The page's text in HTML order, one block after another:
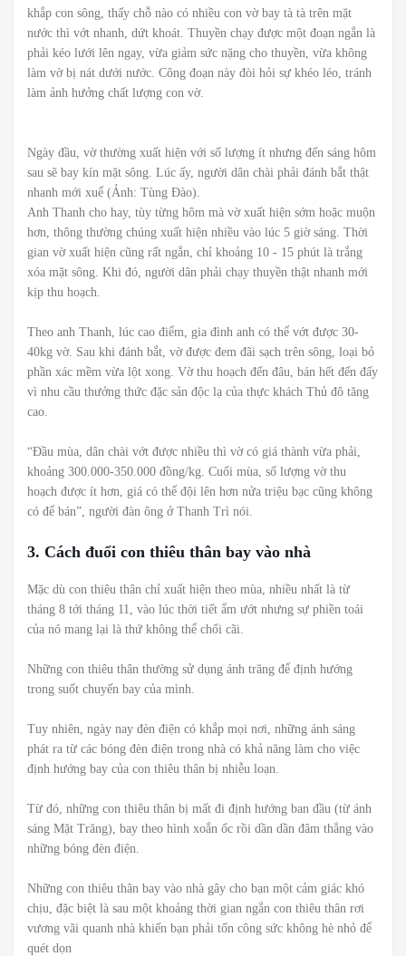
khắp con sông, thấy chỗ nào có nhiều con vờ bay tà tà trên mặt
nước thì vớt nhanh, dứt khoát. Thuyền chạy được một đoạn ngắn là
phải kéo lưới lên ngay, vừa giảm sức nặng cho thuyền, vừa không
làm vờ bị nát dưới nước. Công đoạn này đòi hỏi sự khéo léo, tránh
làm ảnh hưởng chất lượng con vờ.
Ngày đầu, vờ thường xuất hiện với số lượng ít nhưng đến sáng hôm
sau sẽ bay kín mặt sông. Lúc ấy, người dân chài phải đánh bắt thật
nhanh mới xuể (Ảnh: Tùng Đào).
Anh Thanh cho hay, tùy từng hôm mà vờ xuất hiện sớm hoặc muộn
hơn, thông thường chúng xuất hiện nhiều vào lúc 5 giờ sáng. Thời
gian vờ xuất hiện cũng rất ngắn, chỉ khoảng 10 - 15 phút là trắng
xóa mặt sông. Khi đó, người dân phải chạy thuyền thật nhanh mới
kịp thu hoạch.
Theo anh Thanh, lúc cao điểm, gia đình anh có thể vớt được 30-
40kg vờ. Sau khi đánh bắt, vờ được đem đãi sạch trên sông, loại bỏ
phần xác mềm vừa lột xong. Vờ thu hoạch đến đâu, bán hết đến đấy
vì nhu cầu thưởng thức đặc sản độc lạ của thực khách Thủ đô tăng
cao.
“Đầu mùa, dân chài vớt được nhiều thì vờ có giá thành vừa phải,
khoảng 300.000-350.000 đồng/kg. Cuối mùa, số lượng vờ thu
hoạch được ít hơn, giá có thể đội lên hơn nửa triệu bạc cũng không
có để bán”, người đàn ông ở Thanh Trì nói.
3. Cách đuổi con thiêu thân bay vào nhà
Mặc dù con thiêu thân chỉ xuất hiện theo mùa, nhiều nhất là từ
tháng 8 tới tháng 11, vào lúc thời tiết ẩm ướt nhưng sự phiền toái
của nó mang lại là thứ không thể chối cãi.
Những con thiêu thân thường sử dụng ánh trăng để định hướng
trong suốt chuyến bay của mình.
Tuy nhiên, ngày nay đèn điện có khắp mọi nơi, những ánh sáng
phát ra từ các bóng đèn điện trong nhà có khả năng làm cho việc
định hướng bay của con thiêu thân bị nhiễu loạn.
Từ đó, những con thiêu thân bị mất đi định hướng ban đầu (từ ánh
sáng Mặt Trăng), bay theo hình xoắn ốc rồi dần dần đâm thẳng vào
những bóng đèn điện.
Những con thiêu thân bay vào nhà gây cho bạn một cảm giác khó
chịu, đặc biệt là sau một khoảng thời gian ngắn con thiêu thân rơi
vương vãi quanh nhà khiến bạn phải tốn công sức không hè nhỏ để
quét dọn